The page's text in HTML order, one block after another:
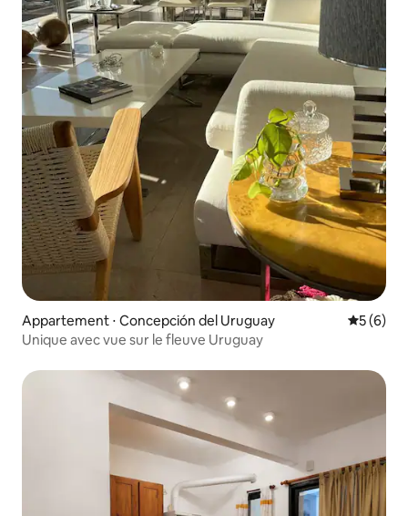
Appartement ⋅ Concepción del Uruguay
5 (6)
Unique avec vue sur le fleuve Uruguay